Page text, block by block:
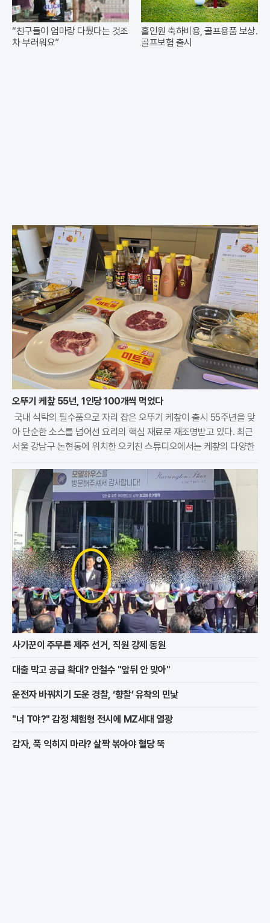
“친구들이 엄마랑 다퉜다는 것조
차 부러워요”
홀인원 축하비용, 골프용품 보상.
골프보험 출시
오뚜기 케챂 55년, 1인당 100개씩 먹었다
국내 식탁의 필수품으로 자리 잡은 오뚜기 케챂이 출시 55주년을 맞
아 단순한 소스를 넘어선 요리의 핵심 재료로 재조명받고 있다. 최근
서울 강남구 논현동에 위치한 오키친 스튜디오에서는 케챂의 다양한
변신을 직접 체험하는 특별한 요리 수업이 진행됐다. 이번 행사는 19
70년대 출시 이후 한국인의 입맛을 사로잡으며
사기꾼이 주무른 제주 선거, 직원 강제 동원
대출 막고 공급 확대? 안철수 "앞뒤 안 맞아"
운전자 바꿔치기 도운 경찰, ‘향찰’ 유착의 민낯
"너 T야?" 감정 체험형 전시에 MZ세대 열광
감자, 푹 익히지 마라? 살짝 볶아야 혈당 뚝